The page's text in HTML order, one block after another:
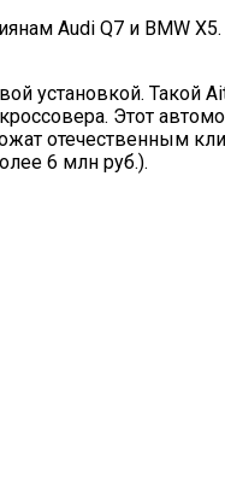
Audi Q7 и BMW
установкой. Такой
Этот
отечественным
6 млн руб.).